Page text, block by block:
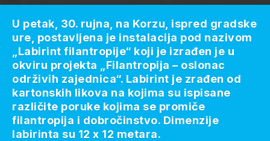
U petak, 30. rujna, na Korzu, ispred gradske
ure, postavljena je instalacija pod nazivom
„Labirint filantropije“ koji je izrađen je u
okviru projekta „Filantropija – oslonac
održivih zajednica“. Labirint je zrađen od
kartonskih likova na kojima su ispisane
različite poruke kojima se promiče
filantropija i dobročinstvo. Dimenzije
labirinta su 12 x 12 metara.